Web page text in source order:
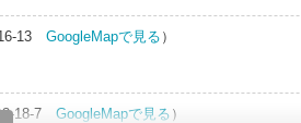
13 GoogleMapで見る ）
3-18-7 GoogleMapで見る ）